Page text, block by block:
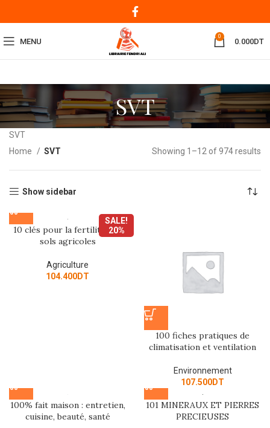
MENU
0
0.000DT
SVT
SVT
Home
SVT Showing 1–12 of 974 results
Show sidebar
SALE!
20%
10 clés pour la fertilité des
sols agricoles
Agriculture
104.400DT
100 fiches pratiques de
climatisation et ventilation
Environnement
107.500DT
100% fait maison : entretien,
cuisine, beauté, santé
101 MINERAUX ET PIERRES
PRECIEUSES